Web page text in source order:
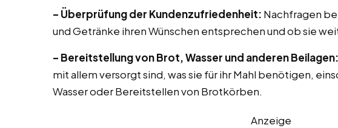
– Überprüfung der Kundenzufriedenheit: Nachfragen
und Getränke ihren Wünschen entsprechen und ob sie
– Bereitstellung von Brot, Wasser und anderen Beilagen:
mit allem versorgt sind, was sie für ihr Mahl benötigen,
Wasser oder Bereitstellen von Brotkörben.
Anzeige